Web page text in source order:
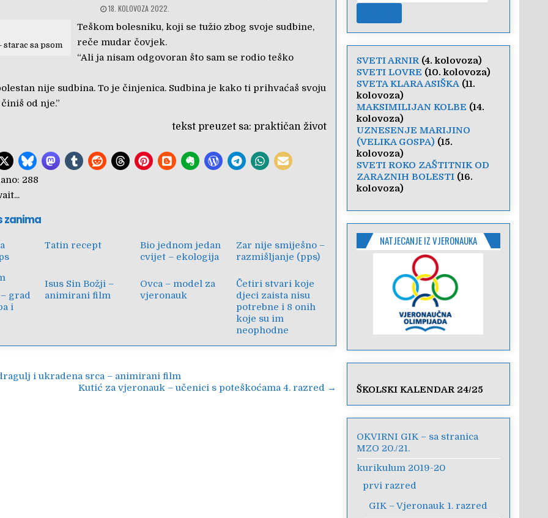
18. KOLOVOZA 2022.
starac sa psom
Teškom bolesniku, koji se tužio zbog svoje sudbine,
reče mudar čovjek.
“Ali ja nisam odgovoran što sam se rodio teško
nije sudbina. To je činjenica. Sudbina je kako ti prihvaćaš svoju
od nje.”
tekst preuzet sa: praktičan život
288
zanima
Tatin recept
Bio jednom jedan
cvijet – ekologija
Zar nije smiješno –
razmišljanje (pps)
grad
i
Isus Sin Božji –
animirani film
Ovca – model za
vjeronauk
Četiri stvari koje
djeci zaista nisu
potrebne i 8 onih
koje su im
neophodne
i ukradena srca – animirani film
Kutić za vjeronauk – učenici s poteškoćama 4. razred →
SVETI ARNIR(4. kolovoza)
SVETI LOVRE (10. kolovoza)
SVETA KLARA ASIŠKA(11.
kolovoza)
MAKSIMILIJAN KOLBE (14.
kolovoza)
UZNESENJE MARIJINO
(VELIKA GOSPA) (15.
kolovoza)
SVETI ROKO ZAŠTITNIK OD
ZARAZNIH BOLESTI(16.
kolovoza)
NATJECANJE IZ VJERONAUKA
ŠKOLSKI KALENDAR 24/25
OKVIRNI GIK – sa stranica
MZO 20./21.
kurikulum 2019-20
prvi razred
GIK – Vjeronauk 1. razred